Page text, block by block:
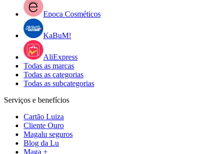
Epoca Cosméticos
KaBuM!
AliExpress
Todas as marcas
Todas as categorias
Todas as subcategorias
Serviços e benefícios
Cartão Luiza
Cliente Ouro
Magalu seguros
Blog da Lu
Maga +